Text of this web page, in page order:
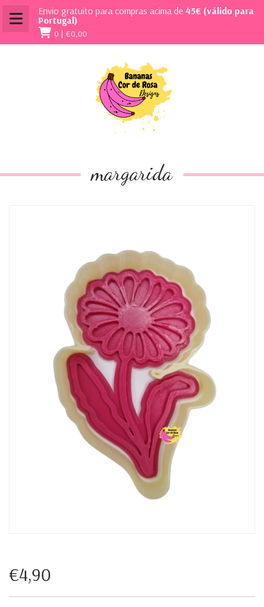
Envio gratuito para compras acima de 45€ (válido para
Portugal)
0 | €0,00
margarida
€4,90